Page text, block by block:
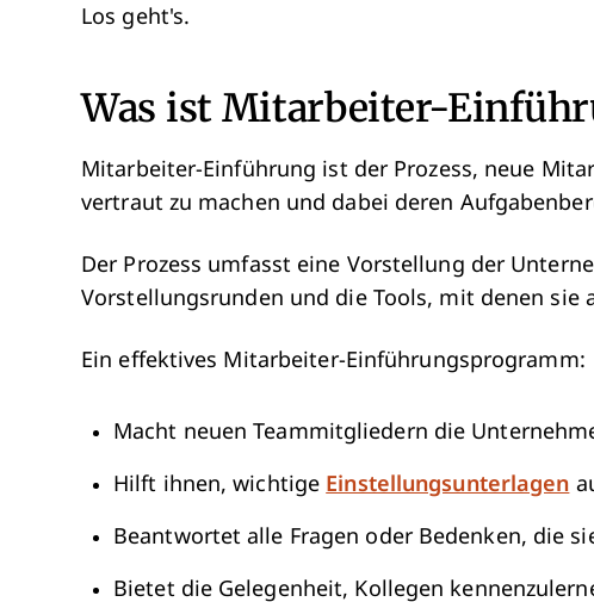
Los geht's.
Was ist Mitarbeiter-
Mitarbeiter-Einführung ist der Prozess, neue
vertraut zu machen und dabei deren
Der Prozess umfasst eine Vorstellung der
Vorstellungsrunden und die Tools, mit denen sie
Ein effektives Mitarbeiter-Einführungsprogramm:
Macht neuen Teammitgliedern die
Hilft ihnen, wichtige Einstellungsunterlagen
Beantwortet alle Fragen oder Bedenken, die
Bietet die Gelegenheit, Kollegen